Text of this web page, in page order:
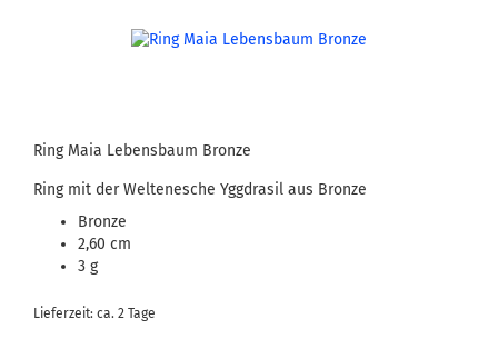
Ring Maia Lebensbaum Bronze
Ring mit der Weltenesche Yggdrasil aus Bronze
Bronze
2,60 cm
3 g
Lieferzeit: ca. 2 Tage